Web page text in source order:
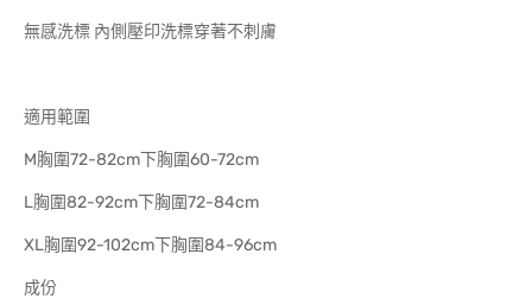
無感洗標 內側壓印洗標穿著不刺膚
適用範圍
M胸圍72-82cm下胸圍60-72cm
L胸圍82-92cm下胸圍72-84cm
XL胸圍92-102cm下胸圍84-96cm
成份